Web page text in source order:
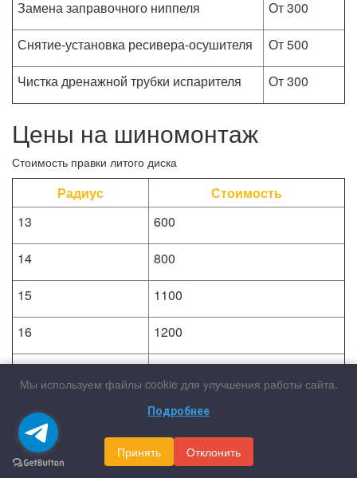
Замена заправочного ниппеля
От 300
Снятие-установка ресивера-осушителя
От 500
Чистка дренажной трубки испарителя
От 300
Цены на шиномонтаж
Стоимость правки литого диска
Радиус
Стоимость
13
600
14
800
15
1100
16
1200
17
1400
1900
19
2200
Мы используем файлы cookie для улучшения работы сайта.
Подробнее
Принять Отклонить